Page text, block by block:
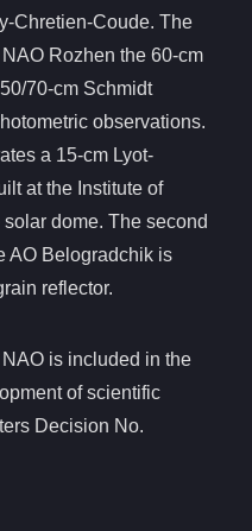
Chretien-Coude. The
Rozhen the 60-cm
70-cm Schmidt
observations.
a 15-cm Lyot-
at the Institute of
dome. The second
AO Belogradchik is
reflector.
is included in the
of scientific
Decision No.